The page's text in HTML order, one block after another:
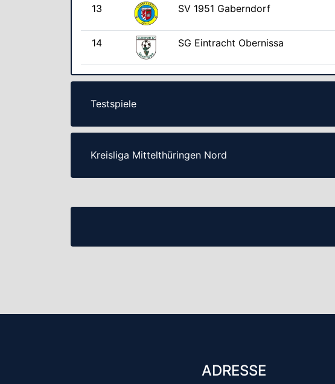
13 SV 1951 Gaberndorf
14 SG Eintracht Obernissa
Testspiele
Kreisliga Mittelthüringen Nord
ADRESSE